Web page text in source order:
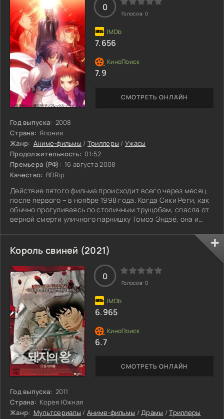
Год выпуска: 2008
Страна: Япония
Жанр: Аниме-фильмы / Триллеры / Ужасы
Продолжительность: 01:52
Премьера (РФ): 16 августа 2008
Качество: BDRip
Действие пятого фильма происходит всего через месяц
после первого – в ноябре 1998 года. Когда Сики Рёги, как
обычно прогуливаясь по столичным трущобам, спасла от
верной смерти уличного парнишку Томоэ Эндзё, она и
загадочных и пугающих событий. Послушав
беспорядочные признания парня об убийстве
собственных родителей, Сики сразу почувствовала
холодный ветерок сверхъестественного, чью-то злую
волю, играющую чужими судьбами. В этом странном и
СМОТРЕТЬ ОНЛАЙН
0
Голосов: 0
7.656
7.9
Король свиней (2021)
Год выпуска: 2011
Страна: Корея Южная
Жанр: Мультсериалы / Аниме-фильмы /Драмы /Триллеры
СМОТРЕТЬ ОНЛАЙН
0
Голосов: 0
6.965
6.7